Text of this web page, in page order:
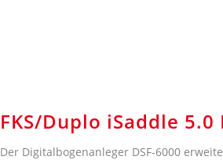
FKS/Duplo iSaddle
Der Digitalbogenanleger DSF-6000